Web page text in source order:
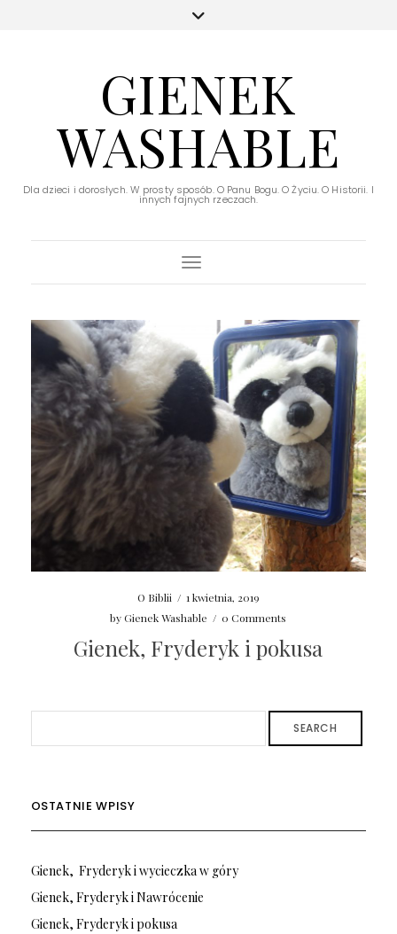
GIENEK
WASHABLE
Dla dzieci i dorosłych. W prosty sposób. O Panu Bogu. O Życiu. O Historii. I
innych fajnych rzeczach.
Toggle Navigation
O Biblii / 1 kwietnia, 2019
byGienek Washable / 0 Comments
Gienek, Fryderyk i pokusa
SEARCH
OSTATNIE WPISY
Gienek, Fryderyk i wycieczka w góry
Gienek, Fryderyk i Nawrócenie
Gienek, Fryderyk i pokusa